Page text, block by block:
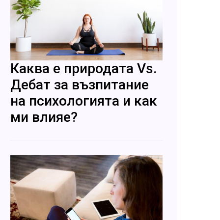
Каква е природата Vs.
Дебат за възпитание
на психологията и как
ми влияе?